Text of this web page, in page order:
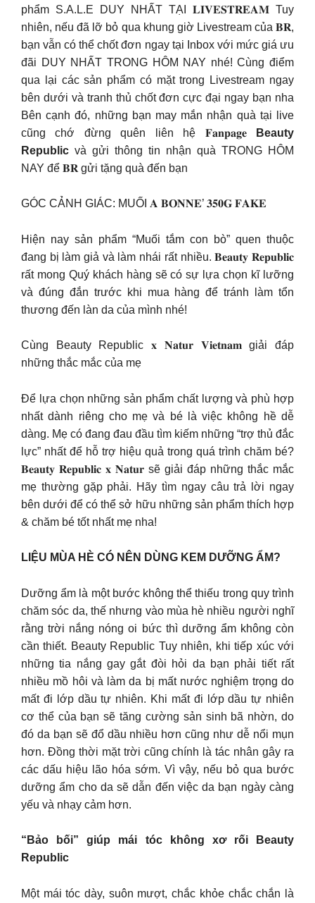
phẩm S.A.L.E DUY NHẤT TẠI 𝐋𝐈𝐕𝐄𝐒𝐓𝐑𝐄𝐀𝐌 Tuy
nhiên, nếu đã lỡ bỏ qua khung giờ Livestream của 𝐁𝐑,
bạn vẫn có thể chốt đơn ngay tại Inbox với mức giá ưu
đãi DUY NHẤT TRONG HÔM NAY nhé! Cùng điểm
qua lại các sản phẩm có mặt trong Livestream ngay
bên dưới và tranh thủ chốt đơn cực đại ngay bạn nha
Bên cạnh đó, những bạn may mắn nhận quà tại live
cũng chớ đừng quên liên hệ 𝐅𝐚𝐧𝐩𝐚𝐠𝐞
Beauty
Republic và gửi thông tin nhận quà TRONG HÔM
NAY để 𝐁𝐑 gửi tặng quà đến bạn
GÓC CẢNH GIÁC: MUỐI 𝐀 𝐁𝐎𝐍𝐍𝐄’ 𝟑𝟓𝟎𝐆 𝐅𝐀𝐊𝐄
Hiện nay sản phẩm “Muối tắm con bò” quen thuộc
đang bị làm giả và làm nhái rất nhiều. 𝐁𝐞𝐚𝐮𝐭𝐲 𝐑𝐞𝐩𝐮𝐛𝐥𝐢𝐜
rất mong Quý khách hàng sẽ có sự lựa chọn kĩ lưỡng
và đúng đắn trước khi mua hàng để tránh làm tổn
thương đến làn da của mình nhé!
Cùng Beauty Republic 𝐱 𝐍𝐚𝐭𝐮𝐫 𝐕𝐢𝐞𝐭𝐧𝐚𝐦 giải đáp
những thắc mắc của mẹ
Để lựa chọn những sản phẩm chất lượng và phù hợp
nhất dành riêng cho mẹ và bé là việc không hề dễ
dàng. Mẹ có đang đau đầu tìm kiếm những “trợ thủ đắc
lực” nhất để hỗ trợ hiệu quả trong quá trình chăm bé?
𝐁𝐞𝐚𝐮𝐭𝐲 𝐑𝐞𝐩𝐮𝐛𝐥𝐢𝐜 𝐱 𝐍𝐚𝐭𝐮𝐫 sẽ giải đáp những thắc mắc
mẹ thường gặp phải. Hãy tìm ngay câu trả lời ngay
bên dưới để có thể sở hữu những sản phẩm thích hợp
& chăm bé tốt nhất mẹ nha!
LIỆU MÙA HÈ CÓ NÊN DÙNG KEM DƯỠNG ẨM?
Dưỡng ẩm là một bước không thể thiếu trong quy trình
chăm sóc da, thế nhưng vào mùa hè nhiều người nghĩ
rằng trời nắng nóng oi bức thì dưỡng ẩm không còn
cần thiết. Beauty Republic Tuy nhiên, khi tiếp xúc với
những tia nắng gay gắt đòi hỏi da bạn phải tiết rất
nhiều mồ hôi và làm da bị mất nước nghiệm trọng do
mất đi lớp dầu tự nhiên. Khi mất đi lớp dầu tự nhiên
cơ thể của bạn sẽ tăng cường sản sinh bã nhờn, do
đó da bạn sẽ đổ dầu nhiều hơn cũng như dễ nổi mụn
hơn. Đồng thời mặt trời cũng chính là tác nhân gây ra
các dấu hiệu lão hóa sớm. Vì vậy, nếu bỏ qua bước
dưỡng ẩm cho da sẽ dẫn đến việc da bạn ngày càng
yếu và nhạy cảm hơn.
“Bảo bối” giúp mái tóc không xơ rối Beauty
Republic
Một mái tóc dày, suôn mượt, chắc khỏe chắc chắn là